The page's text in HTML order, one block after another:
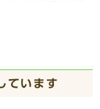
ています